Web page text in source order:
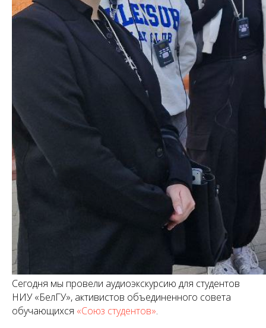
Сегодня мы провели аудиоэкскурсию для студентов
НИУ «БелГУ», активистов объединенного совета
обучающихся «Союз студентов».